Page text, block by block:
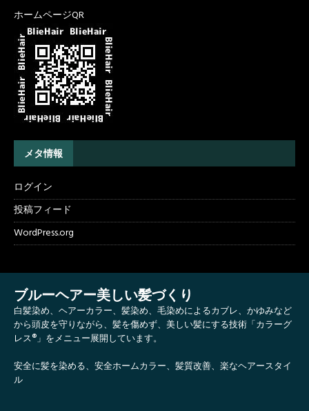
ホームページQR
メタ情報
ログイン
投稿フィード
WordPress.org
ブルーヘアー美しい髪づくり
白髪染め、ヘアーカラー、髪染め、毛染めによるカブレ、かゆみなど
から頭皮を守りながら、髪を傷めず、美しい髪にする技術「カラーグ
レス®」をメニュー展開しています。
安全に髪を染める、安全ホームカラー、髪質改善、楽なヘアースタイ
ル